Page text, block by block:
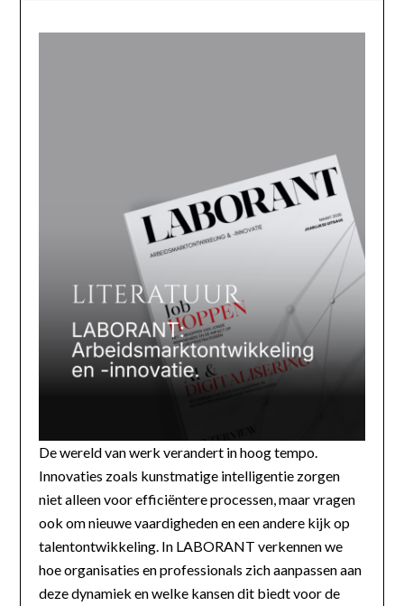
De wereld van werk verandert in hoog tempo.
Innovaties zoals kunstmatige intelligentie zorgen
niet alleen voor efficiëntere processen, maar vragen
ook om nieuwe vaardigheden en een andere kijk op
talentontwikkeling. In LABORANT verkennen we
hoe organisaties en professionals zich aanpassen aan
deze dynamiek en welke kansen dit biedt voor de